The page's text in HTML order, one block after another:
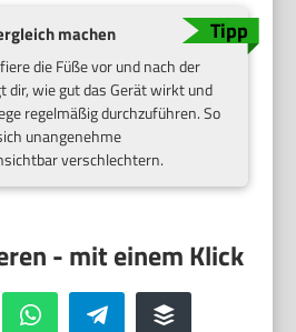
machen
die Füße vor und nach der
dir, wie gut das Gerät wirkt und
regelmäßig durchzuführen. So
unangenehme
verschlechtern.
WhatsApp Telegram Buffer